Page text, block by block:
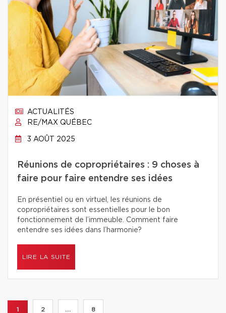
ACTUALITÉS
RE/MAX QUÉBEC
3 AOÛT 2025
Réunions de copropriétaires : 9 choses à
faire pour faire entendre ses idées
En présentiel ou en virtuel, les réunions de
copropriétaires sont essentielles pour le bon
fonctionnement de l’immeuble. Comment faire
entendre ses idées dans l’harmonie?
LIRE LA SUITE
1 2 ... 8